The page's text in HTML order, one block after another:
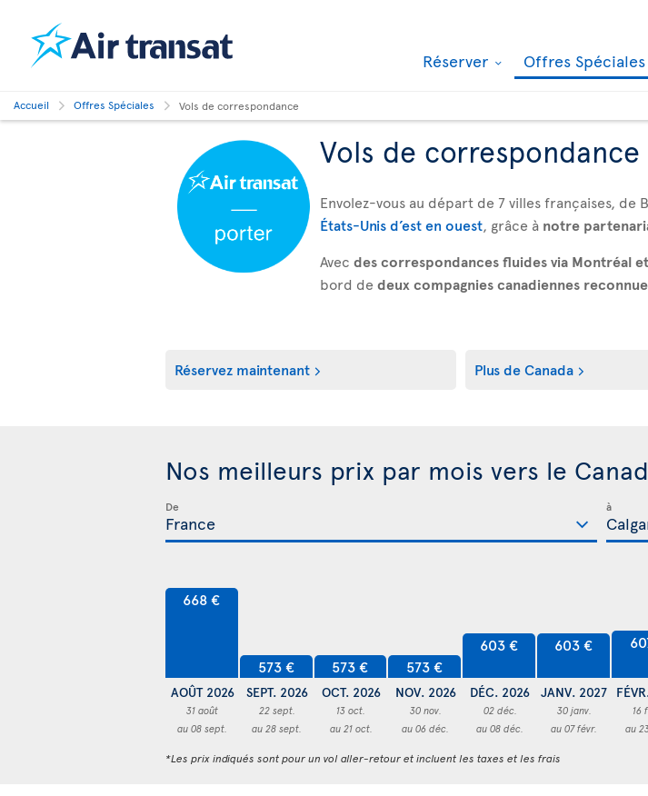
Réserver Offres Spéciales
Accueil Offres Spéciales Vols de correspondance
Vols de
Envolez-vous au départ de 7 villes françaises, de
États-Unis d’est en ouest, grâce à notre
Avec des correspondances fluides via Montréal
bord de deux compagnies canadiennes
Réservez maintenant Plus de Canada
Nos meilleurs prix par mois vers le
De à
668 €
AOÛT 2026
31 août
au 08 sept.
573 €
SEPT. 2026
22 sept.
au 28 sept.
573 €
OCT. 2026
13 oct.
au 21 oct.
573 €
NOV. 2026
30 nov.
au 06 déc.
603 €
DÉC. 2026
02 déc.
au 08 déc.
603 €
JANV. 2027
30 janv.
au 07 févr.
16
au
*Les prix indiqués sont pour un vol aller-retour et incluent les taxes et les frais